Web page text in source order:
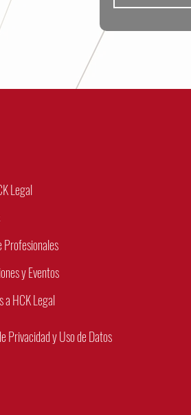
Legal
Profesionales
y Eventos
a HCK Legal
Privacidad y Uso de Datos